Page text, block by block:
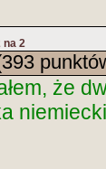
na 2
że